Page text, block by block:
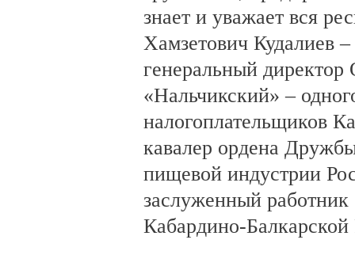
знает и уважает вся
Хамзетович Кудалиев
генеральный
«Нальчикский» –
налогоплательщиков
кавалер ордена
пищевой индустрии
заслуженный работник
Кабардино-